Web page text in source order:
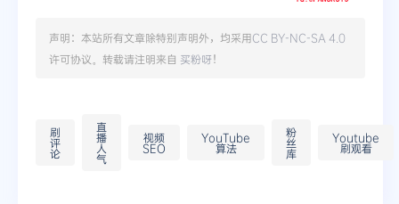
声明：本站所有文章除特别声明外，均采用CC BY-NC-SA 4.0
许可协议。转载请注明来自 买粉呀！
刷
评
论
直
播
人
气
视频
SEO
YouTube
算法
粉
丝
库
Youtube
刷观看